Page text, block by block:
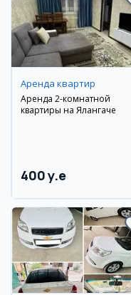
Аренда квартир
Аренда 2-комнатной
квартиры на Ялангаче
400 y.e